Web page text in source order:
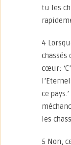
tu les
4
chassés
cœur:
ce
les
5 Non,